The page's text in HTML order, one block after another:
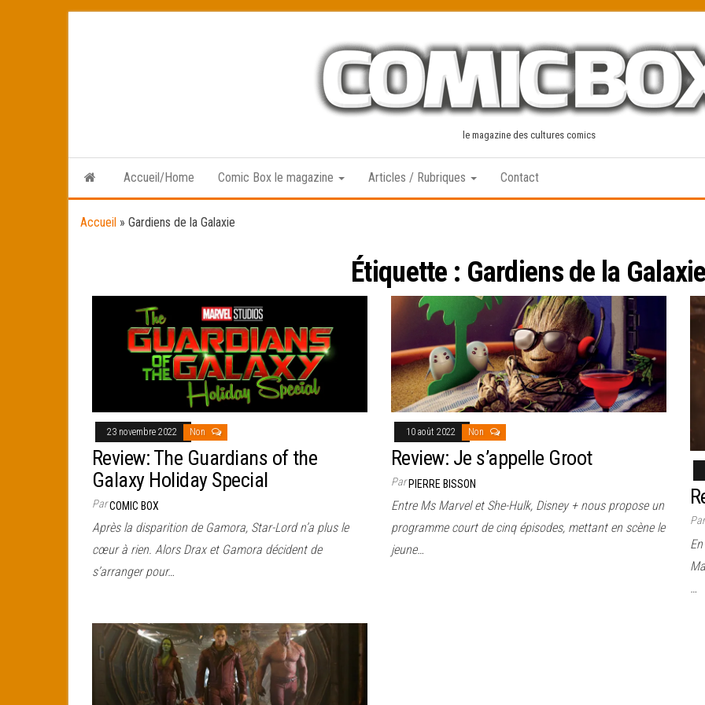
le magazine des cultures comics
Accueil/Home Comic Box le magazine Articles / Rubriques Contact
Accueil » Gardiens de la Galaxie
Étiquette : Gardiens de la
23 novembre 2022 Non
Review: The Guardians of the
Galaxy Holiday Special
ParCOMIC BOX
Après la disparition de Gamora, Star-Lord n’a plus le
cœur à rien. Alors Drax et Gamora décident de
s’arranger pour…
10 août 2022 Non
Review: Je s’appelle Groot
ParPIERRE BISSON
Entre Ms Marvel et She-Hulk, Disney + nous propose un
programme court de cinq épisodes, mettant en scène le
jeune…
…